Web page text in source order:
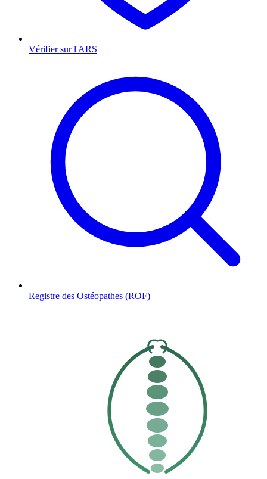
Vérifier sur l'ARS
Registre des Ostéopathes (ROF)